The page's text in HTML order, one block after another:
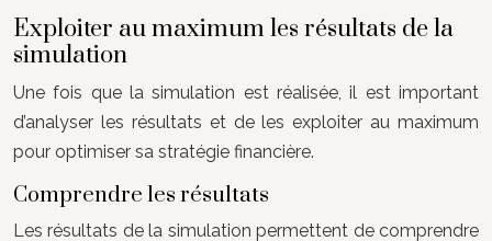
Exploiter au maximum les résultats de la
simulation
Une fois que la simulation est réalisée, il est important
d’analyser les résultats et de les exploiter au maximum
pour optimiser sa stratégie financière.
Comprendre les résultats
Les résultats de la simulation permettent de comprendre